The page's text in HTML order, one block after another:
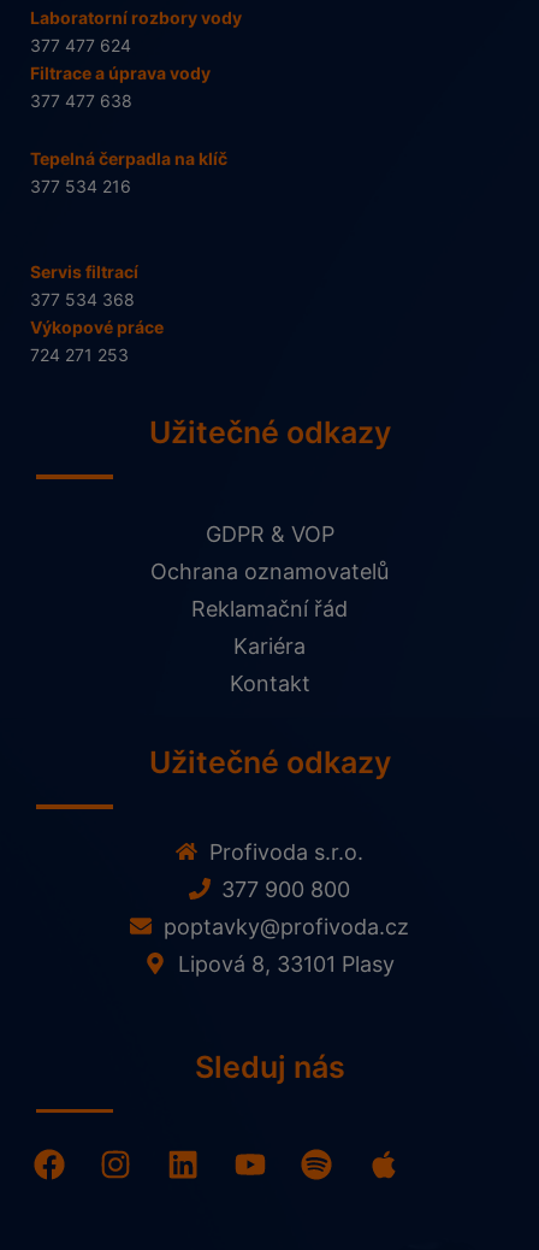
Laboratorní rozbory vody
377 477 624
Filtrace a úprava vody
377 477 638
Tepelná čerpadla na klíč
377 534 216
Servis filtrací
377 534 368
Výkopové práce
724 271 253
Užitečné odkazy
GDPR & VOP
Ochrana oznamovatelů
Reklamační řád
Kariéra
Kontakt
Užitečné odkazy
Profivoda s.r.o.
377 900 800
poptavky@profivoda.cz
Lipová 8, 33101 Plasy
Sleduj nás